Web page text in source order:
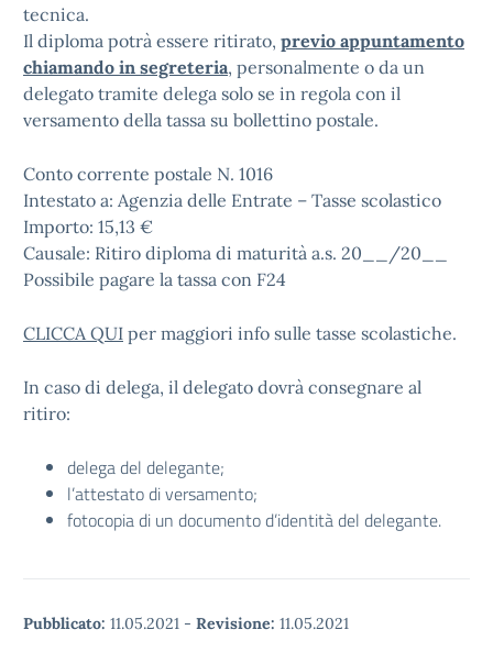
tecnica.
Il diploma potrà essere ritirato, previo appuntamento
chiamando in segreteria, personalmente o da un
delegato tramite delega solo se in regola con il
versamento della tassa su bollettino postale.
Conto corrente postale N. 1016
Intestato a: Agenzia delle Entrate – Tasse scolastico
Importo: 15,13 €
Causale: Ritiro diploma di maturità a.s. 20__/20__
Possibile pagare la tassa con F24
CLICCA QUI per maggiori info sulle tasse scolastiche.
In caso di delega, il delegato dovrà consegnare al
ritiro:
delega del delegante;
l’attestato di versamento;
fotocopia di un documento d’identità del delegante.
Pubblicato: 11.05.2021 - Revisione: 11.05.2021